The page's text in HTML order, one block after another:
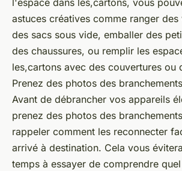
l'espace dans les,cartons, vous
astuces créatives comme ranger des
des sacs sous vide, emballer des
des chaussures, ou remplir les
les,cartons avec des couvertures ou
Prenez des photos des
Avant de débrancher vos appareils
prenez des photos des
rappeler comment les reconnecter
arrivé à destination. Cela vous
temps à essayer de comprendre